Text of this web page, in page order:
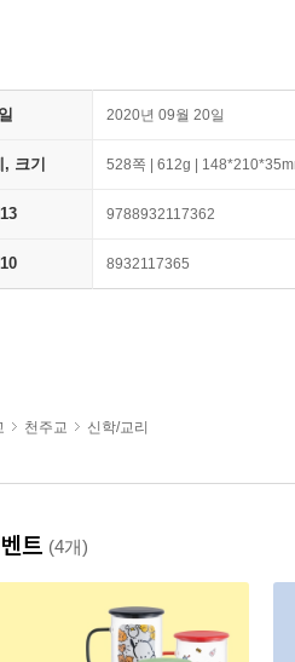
2020년 09월 20일
크기 528쪽 | 612g |
9788932117362
8932117365
천주교 신학/교리
트 (4개)